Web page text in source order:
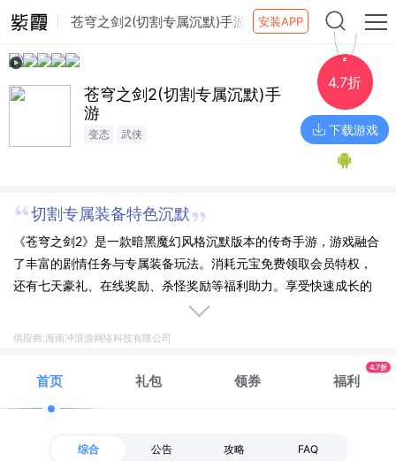
苍穹之剑2(切割专属沉默)手游 安装APP
苍穹之剑2(切割专属沉默)手
游
变态 武侠
4.7折
下载游戏
切割专属装备特色沉默
《苍穹之剑2》是一款暗黑魔幻风格沉默版本的传奇手游，游戏融合
了丰富的剧情任务与专属装备玩法。消耗元宝免费领取会员特权，
还有七天豪礼、在线奖励、杀怪奖励等福利助力。享受快速成长的
同时，体验热血澎湃的沙城争霸，让战力再次登上巅峰！
供应商:海南冲浪游网络科技有限公司
首页 礼包 领券 福利
4.7折
综合 公告 攻略 FAQ